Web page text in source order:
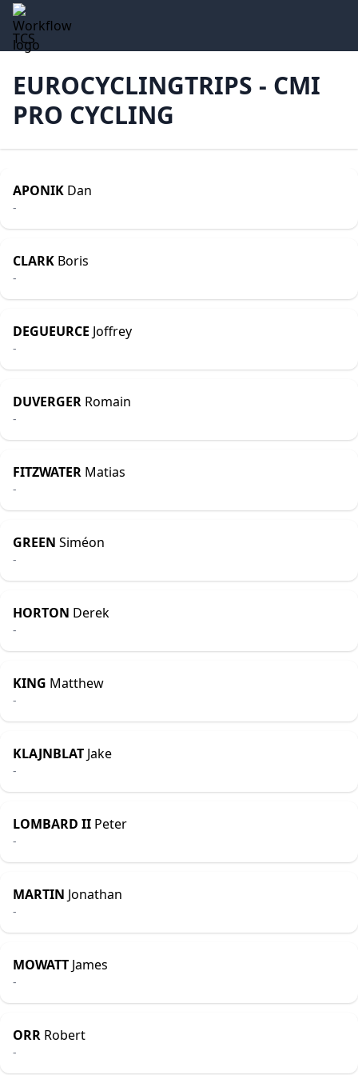
TCS
EUROCYCLINGTRIPS - CMI
PRO CYCLING
APONIK Dan
-
CLARK Boris
-
DEGUEURCE Joffrey
-
DUVERGER Romain
-
FITZWATER Matias
-
GREEN Siméon
-
HORTON Derek
-
KING Matthew
-
KLAJNBLAT Jake
-
LOMBARD II Peter
-
MARTIN Jonathan
-
MOWATT James
-
ORR Robert
-